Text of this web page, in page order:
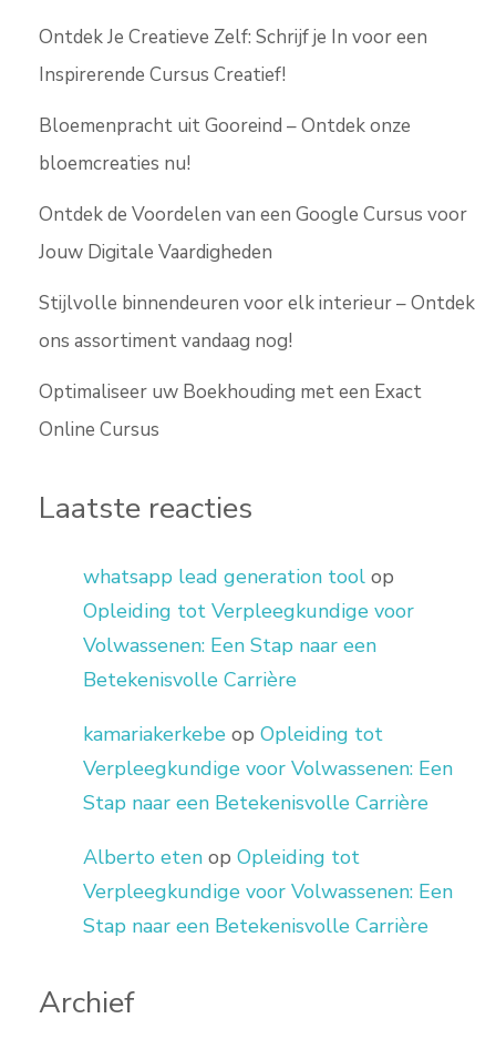
Ontdek Je Creatieve Zelf: Schrijf je In voor een
Inspirerende Cursus Creatief!
Bloemenpracht uit Gooreind – Ontdek onze
bloemcreaties nu!
Ontdek de Voordelen van een Google Cursus voor
Jouw Digitale Vaardigheden
Stijlvolle binnendeuren voor elk interieur – Ontdek
ons assortiment vandaag nog!
Optimaliseer uw Boekhouding met een Exact
Online Cursus
Laatste reacties
whatsapp lead generation tool op
Opleiding tot Verpleegkundige voor
Volwassenen: Een Stap naar een
Betekenisvolle Carrière
kamariakerkebe op Opleiding tot
Verpleegkundige voor Volwassenen: Een
Stap naar een Betekenisvolle Carrière
Alberto eten op Opleiding tot
Verpleegkundige voor Volwassenen: Een
Stap naar een Betekenisvolle Carrière
Archief